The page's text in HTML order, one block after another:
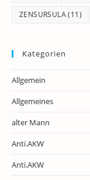
ZENSURSULA(11)
Kategorien
Allgemein
Allgemeines
alter Mann
Anti.AKW
Anti.AKW